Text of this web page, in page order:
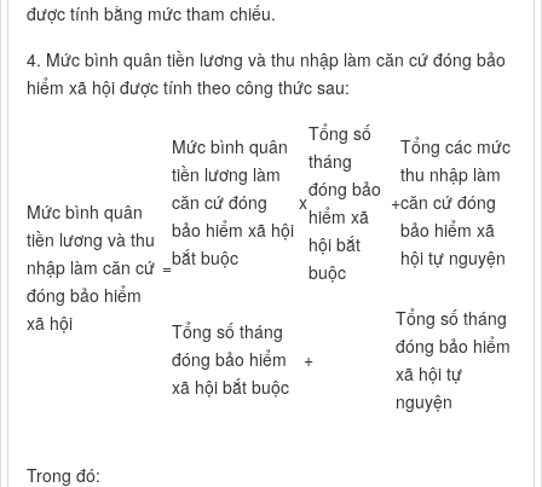
được tính bằng mức tham chiếu.
4. Mức bình quân tiền lương và thu nhập làm căn cứ đóng bảo
hiểm xã hội được tính theo công thức sau:
Mức bình quân
tiền lương và thu
nhập làm căn cứ
đóng bảo hiểm
xã hội
=
Mức bình quân
tiền lương làm
căn cứ đóng
bảo hiểm xã hội
bắt buộc
x
Tổng số
tháng
đóng bảo
hiểm xã
hội bắt
buộc
+
Tổng các mức
thu nhập làm
căn cứ đóng
bảo hiểm xã
hội tự nguyện
Tổng số tháng
đóng bảo hiểm
xã hội bắt buộc
+
Tổng số tháng
đóng bảo hiểm
xã hội tự
nguyện
Trong đó: